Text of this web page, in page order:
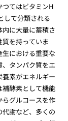
てはビタミンH
して分類される
に大量に蓄積さ
を持っていま
における重要な
タンパク質をエ
素がエネルギー
酵素として機能
らグルコースを作
謝など、多くの